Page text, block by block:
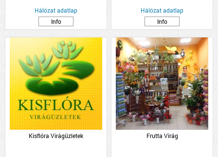
Hálózat adatlap
Info
Hálózat adatlap
Info
Kisflóra Virágüzletek Frutta Virág